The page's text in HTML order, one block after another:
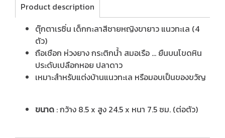
Product description
ตุ๊กตาเรซิ่น เด็กกะลาสีชายหญิงขายาว แนวทะเล (4
ตัว)
ถือเชือก ห่วงยาง กระติกน้ำ สมอเรือ ... ยืนบนโขดหิน
ประดับเปลือกหอย ปลาดาว
เหมาะสำหรับแต่งบ้านแนวทะเล หรือมอบเป็นของขวัญ
ขนาด : กว้าง 8.5 x สูง 24.5 x หนา 7.5 ซม. (ต่อตัว)